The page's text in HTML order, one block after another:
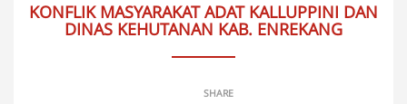
KONFLIK MASYARAKAT ADAT KALLUPPINI DAN
DINAS KEHUTANAN KAB. ENREKANG
SHARE